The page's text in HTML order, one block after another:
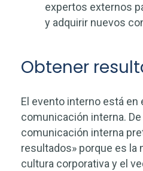
expertos externos
y adquirir nuevos
Obtener
El evento interno está en
comunicación interna. De
comunicación interna
resultados» porque es la
cultura corporativa y el